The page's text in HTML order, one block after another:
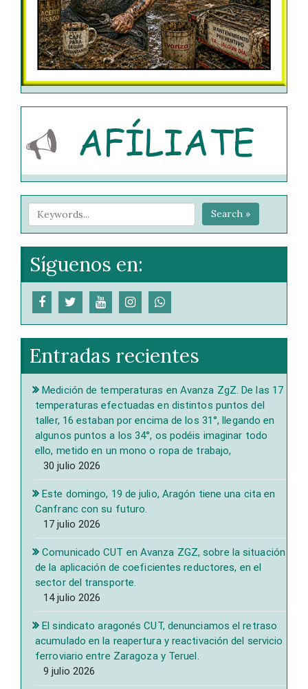
Search »
Síguenos en:
Entradas recientes
Medición de temperaturas en Avanza ZgZ. De las 17
temperaturas efectuadas en distintos puntos del
taller, 16 estaban por encima de los 31°, llegando en
algunos puntos a los 34°, os podéis imaginar todo
ello, metido en un mono o ropa de trabajo,
30 julio 2026
Este domingo, 19 de julio, Aragón tiene una cita en
Canfranc con su futuro.
17 julio 2026
Comunicado CUT en Avanza ZGZ, sobre la situación
de la aplicación de coeficientes reductores, en el
sector del transporte.
14 julio 2026
El sindicato aragonés CUT, denunciamos el retraso
acumulado en la reapertura y reactivación del servicio
ferroviario entre Zaragoza y Teruel.
9 julio 2026